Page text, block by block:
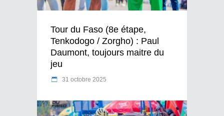
Tour du Faso (8e étape,
Tenkodogo / Zorgho) : Paul
Daumont, toujours maitre du
jeu
31 octobre 2025